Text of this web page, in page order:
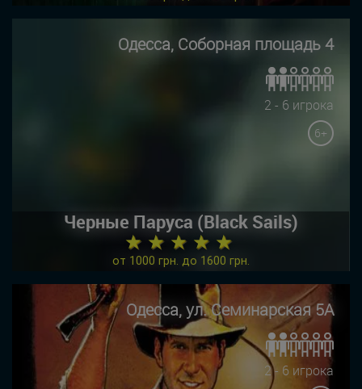
Одесса, Соборная площадь 4
2 - 6 игрока
6+
Черные Паруса (Black Sails)
★ ★ ★ ★ ★
от 1000 грн. до 1600 грн.
Одесса, ул. Семинарская 5А
2 - 6 игрока